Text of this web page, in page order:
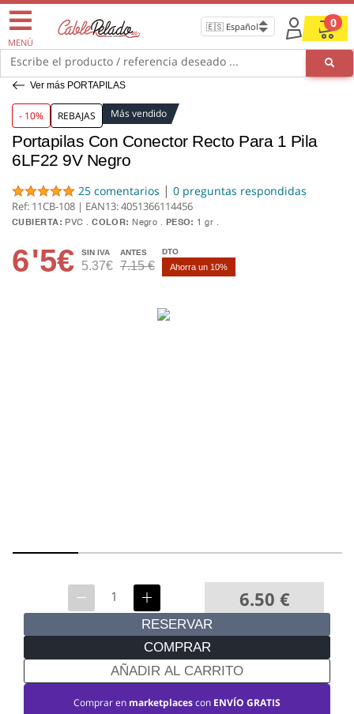
MENÚ
0
Escribe el producto / referencia deseado ...
Ver más PORTAPILAS
- 10% REBAJAS Más vendido
Portapilas Con Conector Recto Para 1 Pila
6LF22 9V Negro
25 comentarios | 0 preguntas respondidas
Ref: 11CB-108 | EAN13:4051366114456
CUBIERTA: PVC COLOR: Negro PESO: 1 gr
6'5€ SIN IVA
5.37€
ANTES
7.15 €
DTO
Ahorra un 10%
6.50 €
RESERVAR
COMPRAR
AÑADIR AL CARRITO
Comprar en marketplacescon ENVÍO GRATIS